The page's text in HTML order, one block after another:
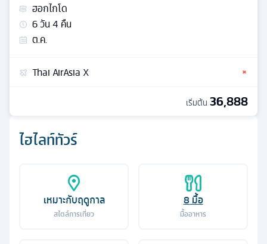
ไฮไลท์ทัวร์
เหมาะกับฤดูกาล
สไตล์การเที่ยว
8มื้อ
มื้ออาหาร
ฮอกไกโด
6วัน4 คืน
ต.ค.
Thai AirAsia X
เริ่มต้น 36,888